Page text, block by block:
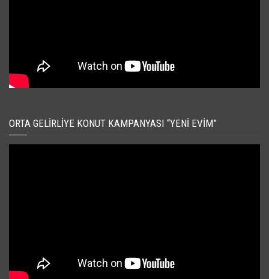
ORTA GELIRLIYE KONUT KAMPANYASI “YENI EVIM”